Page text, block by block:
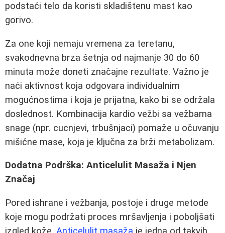
podstaći telo da koristi skladištenu mast kao
gorivo.
Za one koji nemaju vremena za teretanu,
svakodnevna brza šetnja od najmanje 30 do 60
minuta može doneti značajne rezultate. Važno je
naći aktivnost koja odgovara individualnim
mogućnostima i koja je prijatna, kako bi se održala
doslednost. Kombinacija kardio vežbi sa vežbama
snage (npr. cucnjevi, trbušnjaci) pomaže u očuvanju
mišićne mase, koja je ključna za brži metabolizam.
Dodatna Podrška: Anticelulit Masaža i Njen
Značaj
Pored ishrane i vežbanja, postoje i druge metode
koje mogu podržati proces mršavljenja i poboljšati